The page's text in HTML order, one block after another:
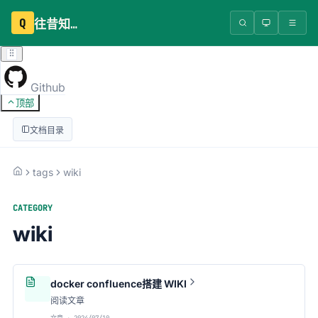
Q 往昔知识库
Github
顶部
文档目录
tags wiki
CATEGORY
wiki
docker confluence搭建 WIKI
阅读文章